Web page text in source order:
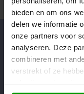
bieden en om ons
delen we informatie
onze partners voor
analyseren. Deze
combineren met
verstrekt of ze
500+ snoepsoorten